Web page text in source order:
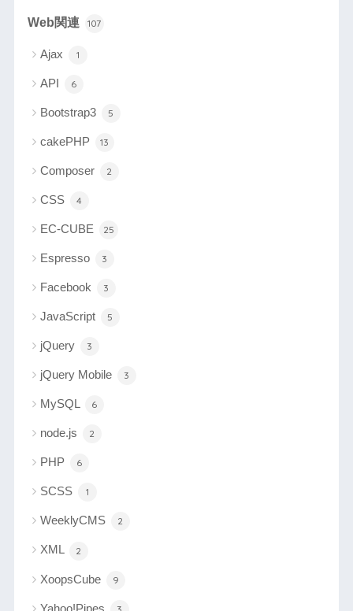
Web関連 107
Ajax 1
API 6
Bootstrap3 5
cakePHP 13
Composer 2
CSS 4
EC-CUBE 25
Espresso 3
Facebook 3
JavaScript 5
jQuery 3
jQuery Mobile 3
MySQL 6
node.js 2
PHP 6
SCSS 1
WeeklyCMS 2
XML 2
XoopsCube 9
Yahoo!Pipes